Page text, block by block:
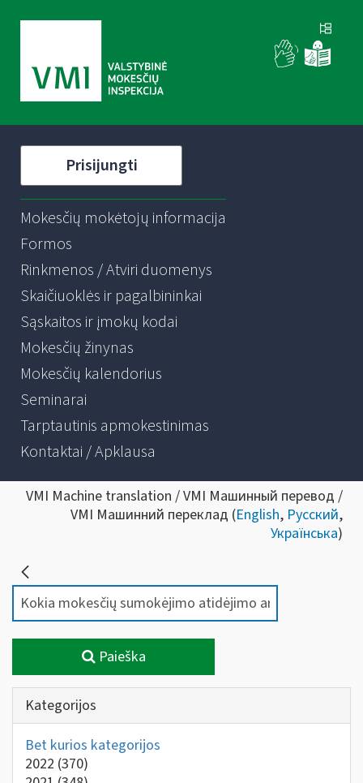
Prisijungti
Mokesčių mokėtojų informacija
Formos
Rinkmenos / Atviri duomenys
Skaičiuoklės ir pagalbininkai
Sąskaitos ir įmokų kodai
Mokesčių žinynas
Mokesčių kalendorius
Seminarai
Tarptautinis apmokestinimas
Kontaktai / Apklausa
VMI Machine translation / VMI Машинный перевод /
VMI Машинний переклад (English, Русский,
Українська)
Paieška
Kategorijos
Bet kurios kategorijos
2022 (370)